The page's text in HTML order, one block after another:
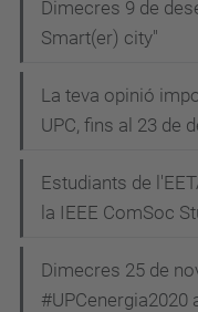
Dimecres 9 de
Smart(er) city"
La teva opinió
UPC, fins al 23 de
Estudiants de
la IEEE ComSoc
Dimecres 25 de
#UPCenergia2020